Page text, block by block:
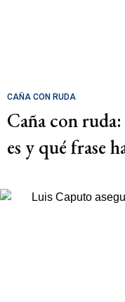
CAÑA CON RUDA
Caña con
es y qué frase